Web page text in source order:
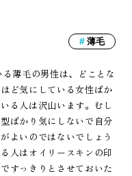
薄毛
る薄毛の男性は、どことな
ど気にしている女性ばか
る人は沢山います。むし
ばかり気にしないで自分
よいのではないでしょう
人はオイリースキンの印
すっきりとさせておいた